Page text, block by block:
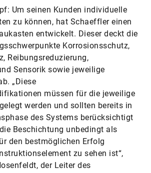
Um seinen Kunden individuelle
zu können, hat Schaeffler einen
entwickelt. Dieser deckt die
Korrosionsschutz,
Reibungsreduzierung,
Sensorik sowie jeweilige
„Diese
müssen für die jeweilige
werden und sollten bereits in
des Systems berücksichtigt
Beschichtung unbedingt als
den bestmöglichen Erfolg
zu sehen ist“,
der Leiter des